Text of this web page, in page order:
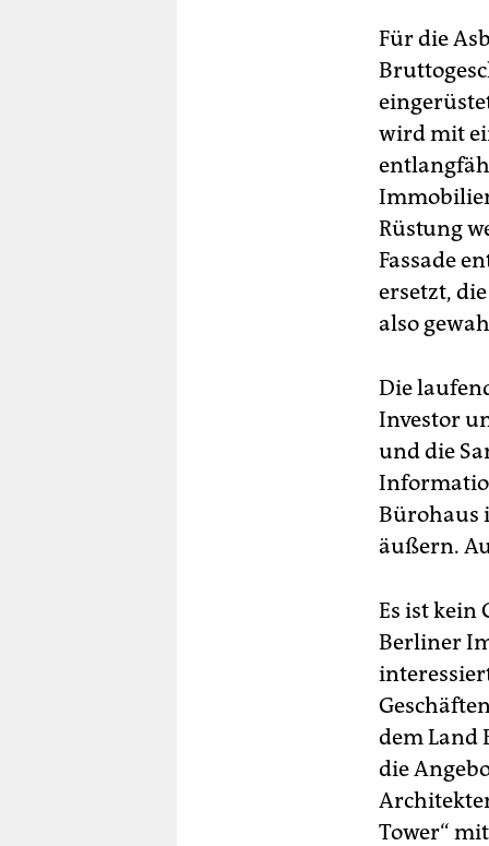
Für die
wird mit
Rüstung
Fassade
ersetzt,
also
Die
Investor
und die
Bürohaus
äußern.
Es ist kein
Berliner
dem Land
die
Tower“